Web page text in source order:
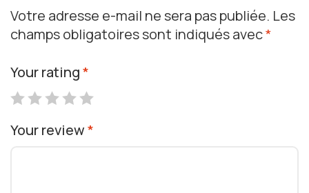
Votre adresse e-mail ne sera pas publiée. Les
champs obligatoires sont indiqués avec*
Your rating*
Your review*